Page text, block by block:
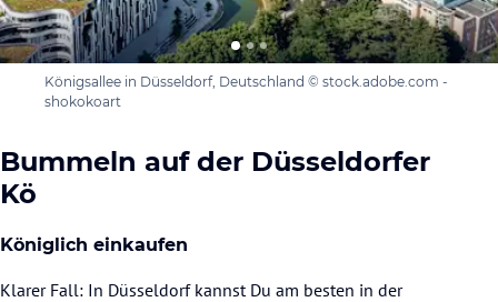
Königsallee in Düsseldorf, Deutschland © stock.adobe.com -
shokokoart
Bummeln auf der Düsseldorfer
Kö
Königlich einkaufen
Klarer Fall: In Düsseldorf kannst Du am besten in der